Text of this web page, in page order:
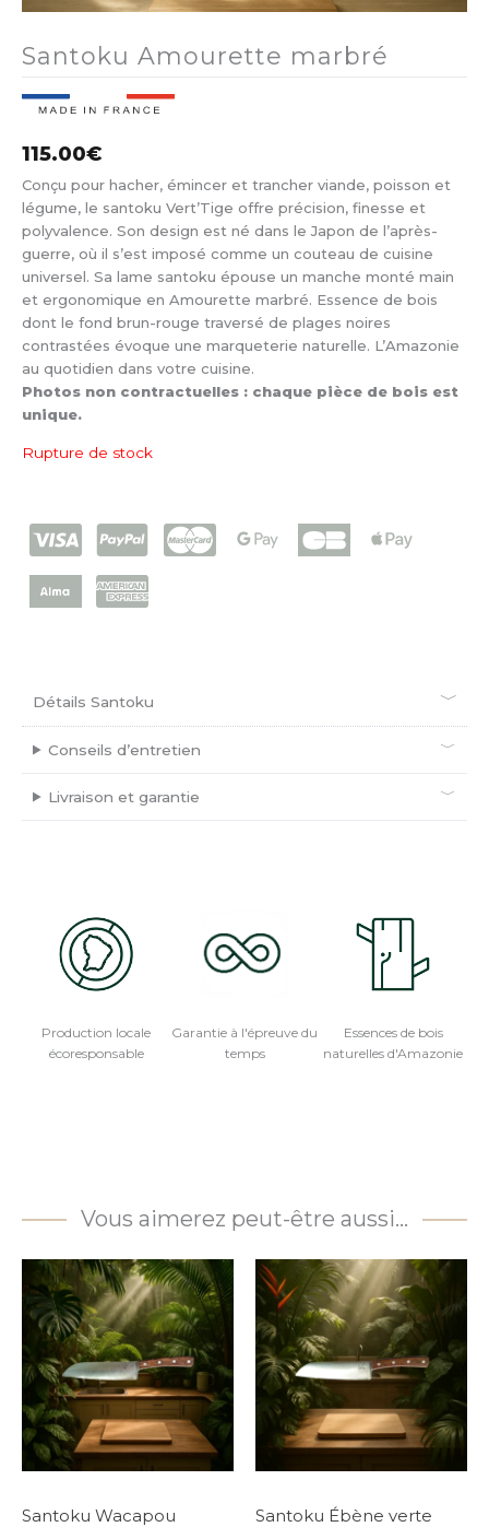
Santoku Amourette marbré
115.00€
Conçu pour hacher, émincer et trancher viande, poisson et
légume, le santoku Vert’Tige offre précision, finesse et
polyvalence. Son design est né dans le Japon de l’après-
guerre, où il s’est imposé comme un couteau de cuisine
universel. Sa lame santoku épouse un manche monté main
et ergonomique en Amourette marbré. Essence de bois
dont le fond brun-rouge traversé de plages noires
contrastées évoque une marqueterie naturelle. L’Amazonie
au quotidien dans votre cuisine.
Photos non contractuelles : chaque pièce de bois est
unique.
Rupture de stock
Détails Santoku
Conseils d’entretien
Livraison et garantie
Production locale
écoresponsable
Garantie à l'épreuve du
temps
Essences de bois
naturelles d'Amazonie
Vous aimerez peut-être aussi…
Santoku Wacapou Santoku Ébène verte